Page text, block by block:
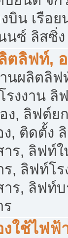
งบิน เรือ
นซ์ ลิสซิ่ง
ตลิฟท์,
านผลิตลิ
รงงาน ลิ
ง, ลิฟต์ย
ง, ติดตั้ง
าร, ลิฟท์
ร, ลิฟท์โ
าร, ลิฟท์
ร
งใช้ไฟฟ้